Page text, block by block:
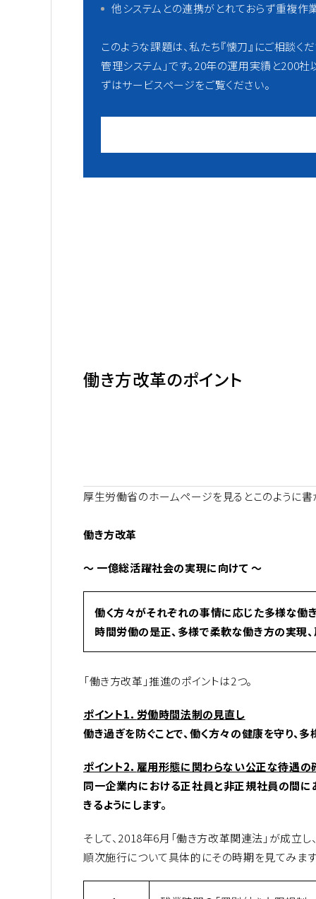
他システムとの連携がとれておらず重複作
このような課題は、私たち『懐刀』にご相談
管理システム」です。20年の運用実績と200
ずはサービスページをご覧ください。
働き方改革のポイント
厚生労働省のホームページを見るとこのように書
働き方改革
～ 一億総活躍社会の実現に向けて ～
働く方々がそれぞれの事情に応じた多様な働
時間労働の是正、多様で柔軟な働き方の実現
「働き方改革」推進のポイントは2つ。
ポイント1． 労働時間法制の見直し
働き過ぎを防ぐことで、働く方々の健康を守り、多
ポイント2． 雇用形態に関わらない公正な待遇の
同一企業内における正社員と非正規社員の間に
きるようにします。
そして、2018年6月「働き方改革関連法」が成立
順次施行について具体的にその時期を見てみます